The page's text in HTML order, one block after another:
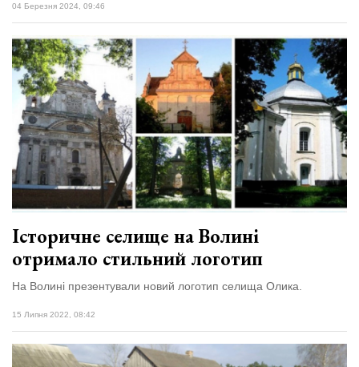
04 Березня 2024, 09:46
Історичне селище на Волині
отримало стильний логотип
На Волині презентували новий логотип селища Олика.
15 Липня 2022, 08:42